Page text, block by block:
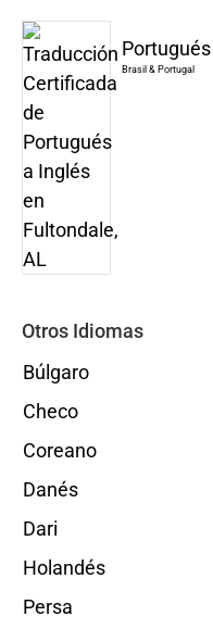
Portugués
Brasil & Portugal
Otros Idiomas
Búlgaro
Checo
Coreano
Danés
Dari
Holandés
Persa